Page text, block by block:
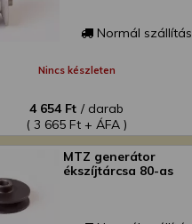
Normál szállítás
Nincs készleten
4 654 Ft / darab
( 3 665 Ft + ÁFA )
MTZ generátor
ékszíjtárcsa 80-as